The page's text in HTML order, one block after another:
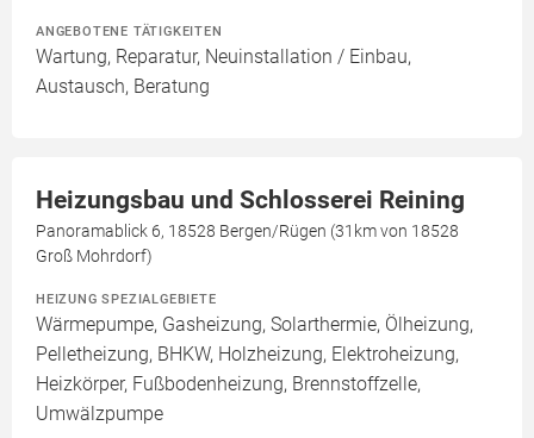
ANGEBOTENE TÄTIGKEITEN
Wartung, Reparatur, Neuinstallation / Einbau,
Austausch, Beratung
Heizungsbau und Schlosserei Reining
Panoramablick 6, 18528 Bergen/Rügen (31km von 18528
Groß Mohrdorf)
HEIZUNG SPEZIALGEBIETE
Wärmepumpe, Gasheizung, Solarthermie, Ölheizung,
Pelletheizung, BHKW, Holzheizung, Elektroheizung,
Heizkörper, Fußbodenheizung, Brennstoffzelle,
Umwälzpumpe